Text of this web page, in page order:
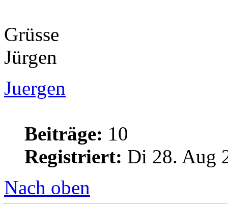
Grüsse
Jürgen
Juergen
Beiträge: 10
Registriert: Di 28. Aug
Nach oben